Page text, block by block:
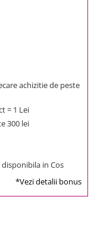
achizitie de peste
= 1 Lei
300 lei
in Cos
*Vezi detalii bonus